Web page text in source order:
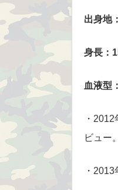
出身地
身長：
血液型
・
ビュー。
・